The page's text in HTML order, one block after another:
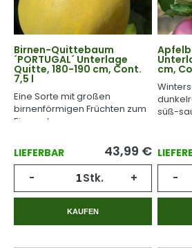
Birnen-Quittebaum
´PORTUGAL´ Unterlage
Quitte, 180-190 cm, Cont.
7,5 l
Eine Sorte mit großen
birnenförmigen Früchten zum
Einmachen.
LIEFERBAR 43,99 €
- Stk. +
KAUFEN
cm,
süß-
-